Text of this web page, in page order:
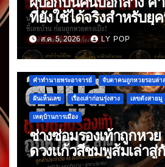
ที่ยังใช้ได้จริงสำหรับยุ
ส.ค. 5, 2026 LY POP
คำทำนายพระอาจารย์ จับตาคนถูกหวยรอบล่า
ฝันเห็นเลข เรื่องเล่าก่อนรุ่งสาง เลขดังสายมู
เหตุบ้านการเมือง
ช่างซ่อมรองเท้าถูกหว
ดวงแก้วสีชมพูส้มเล่าสู่